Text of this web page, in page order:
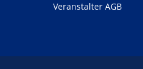
Veranstalter AGB